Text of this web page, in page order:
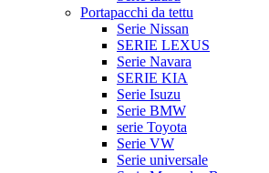
Portapacchi da tettu
Serie Nissan
SERIE LEXUS
Serie Navara
SERIE KIA
Serie Isuzu
Serie BMW
serie Toyota
Serie VW
Serie universale